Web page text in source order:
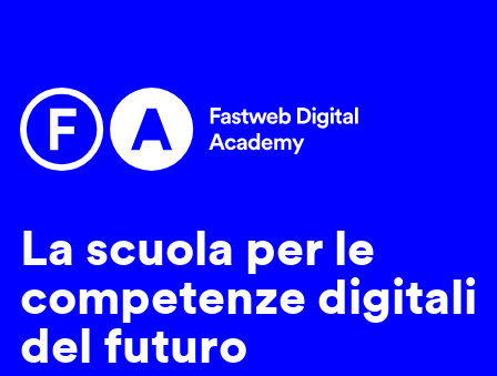
La scuola per le
competenze digitali
del futuro